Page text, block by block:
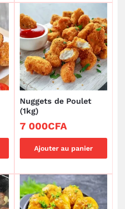
Nuggets de Poulet
(1kg)
7 000CFA
Ajouter au panier